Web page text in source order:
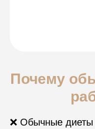
Почему
❌ Обычные